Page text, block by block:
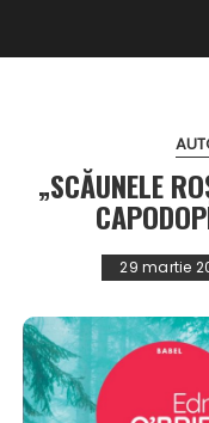
„SCĂUNELE
29 martie